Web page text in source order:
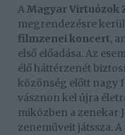
AMagyar Virtuózok
megrendezésre
filmzenei koncert,
első előadása. Az
élő háttérzenét
közönség előtt nagy
vásznon kel újra
miközben a zenekar
zeneműveit játssza.